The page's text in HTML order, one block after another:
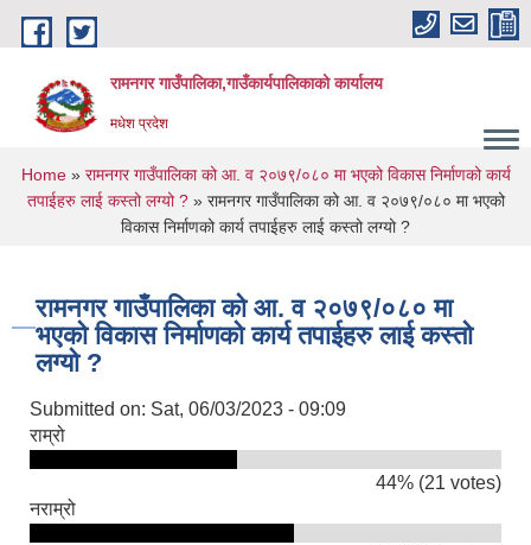
Skip to main content
रामनगर गाउँपालिका,गाउँकार्यपालिकाको कार्यालय
मधेश प्रदेश
You are here
Home» रामनगर गाउँपालिका को आ. व २०७९/०८० मा भएको विकास निर्माणको कार्य
तपाईहरु लाई कस्तो लग्यो ?» रामनगर गाउँपालिका को आ. व २०७९/०८० मा भएको
विकास निर्माणको कार्य तपाईहरु लाई कस्तो लग्यो ?
रामनगर गाउँपालिका को आ. व २०७९/०८० मा
भएको विकास निर्माणको कार्य तपाईहरु लाई कस्तो
लग्यो ?
Submitted on: Sat, 06/03/2023 - 09:09
राम्रो
44% (21 votes)
नराम्रो